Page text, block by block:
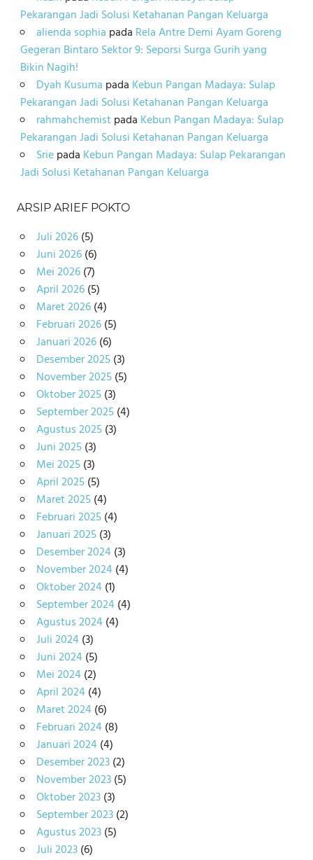
Pekarangan Jadi Solusi Ketahanan Pangan Keluarga
alienda sophia pada Rela Antre Demi Ayam Goreng
Gegeran Bintaro Sektor 9: Seporsi Surga Gurih yang
Bikin Nagih!
Dyah Kusuma pada Kebun Pangan Madaya: Sulap
Pekarangan Jadi Solusi Ketahanan Pangan Keluarga
rahmahchemistpada Kebun Pangan Madaya: Sulap
Pekarangan Jadi Solusi Ketahanan Pangan Keluarga
Sriepada Kebun Pangan Madaya: Sulap Pekarangan
Jadi Solusi Ketahanan Pangan Keluarga
ARSIP ARIEF POKTO
Juli 2026(5)
Juni 2026(6)
Mei 2026(7)
April 2026(5)
Maret 2026(4)
Februari 2026(5)
Januari 2026(6)
Desember 2025(3)
November 2025(5)
Oktober 2025(3)
September 2025(4)
Agustus 2025(3)
Juni 2025(3)
Mei 2025(3)
April 2025(5)
Maret 2025(4)
Februari 2025(4)
Januari 2025(3)
Desember 2024(3)
November 2024(4)
Oktober 2024(1)
September 2024(4)
Agustus 2024(4)
Juli 2024(3)
Juni 2024(5)
Mei 2024(2)
April 2024(4)
Maret 2024(6)
Februari 2024(8)
Januari 2024(4)
Desember 2023(2)
November 2023(5)
Oktober 2023(3)
September 2023(2)
Agustus 2023(5)
Juli 2023(6)